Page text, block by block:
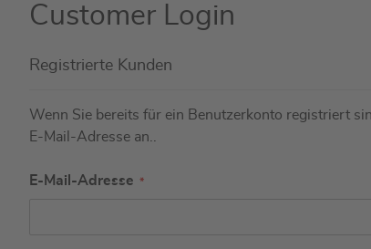
Customer Login
Registrierte Kunden
Wenn Sie bereits für ein Benutzerkonto registriert
E-Mail-Adresse an..
E-Mail-Adresse